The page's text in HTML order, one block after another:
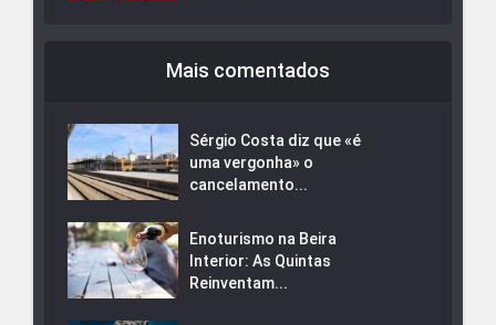
Mais comentados
Sérgio Costa diz que «é
uma vergonha» o
cancelamento...
Enoturismo na Beira
Interior: As Quintas
Reinventam...